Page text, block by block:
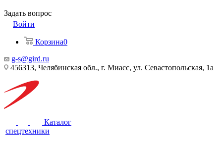
Задать вопрос
Войти
Корзина0
g-s@gird.ru
456313, Челябинская обл., г. Миасс, ул. Севастопольская, 1а
Каталог
спецтехники